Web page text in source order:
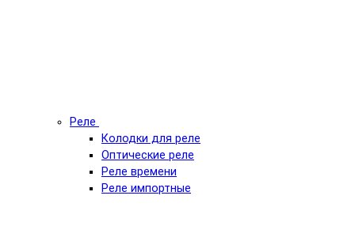
Реле
Колодки для реле
Оптические реле
Реле времени
Реле импортные